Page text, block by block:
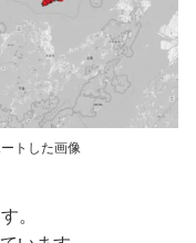
トした画像
。